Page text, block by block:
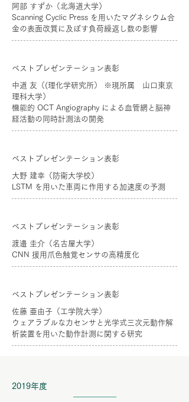
阿部 すずか（北海道大学）
Scanning Cyclic Press を用いたマグネシウム合
金の表面改質に及ぼす負荷繰返し数の影響
ベストプレゼンテーション表彰
中道 友（(理化学研究所） ※現所属 山口東京
理科大学）
機能的 OCT Angiography による血管網と脳神
経活動の同時計測法の開発
ベストプレゼンテーション表彰
大野 建幸（防衛大学校）
LSTM を用いた車両に作用する加速度の予測
ベストプレゼンテーション表彰
渡邉 圭介（名古屋大学）
CNN 援用爪色触覚センサの高精度化
ベストプレゼンテーション表彰
佐藤 亜由子（工学院大学）
ウェアラブルな力センサと光学式三次元動作解
析装置を用いた動作計測に関する研究
2019年度